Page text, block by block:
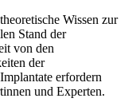
Wissen zur
Stand der
von den
der
erfordern
und Experten.